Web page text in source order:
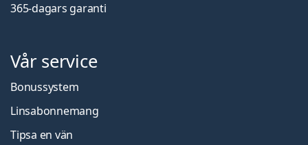
365-dagars garanti
Vår service
Bonussystem
Linsabonnemang
Tipsa en vän